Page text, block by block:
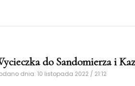
do Sandomierza i
dnia: 10 listopada 2022 / 21:12